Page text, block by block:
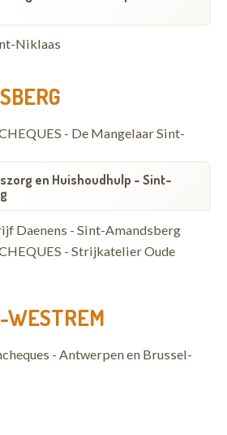
Niklaas
- De Mangelaar Sint-
en Huishoudhulp - Sint-
Daenens - Sint-Amandsberg
- Strijkatelier Oude
- Antwerpen en Brussel-